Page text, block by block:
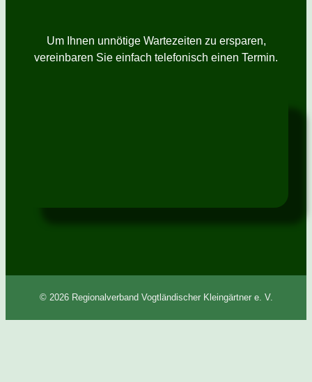
Um Ihnen unnötige Wartezeiten zu ersparen,
vereinbaren Sie einfach telefonisch einen Termin.
© 2026 Regionalverband Vogtländischer Kleingärtner e. V.